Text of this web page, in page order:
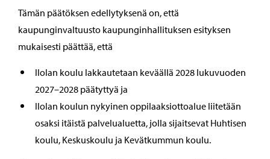
Tämän päätöksen edellytyksenä on, että
kaupunginvaltuusto kaupunginhallituksen esityksen
mukaisesti päättää, että
Ilolan koulu lakkautetaan keväällä 2028 lukuvuoden
2027–2028 päätyttyä ja
Ilolan koulun nykyinen oppilaaksiottoalue liitetään
osaksi itäistä palvelualuetta, jolla sijaitsevat Huhtisen
koulu, Keskuskoulu ja Kevätkummun koulu.